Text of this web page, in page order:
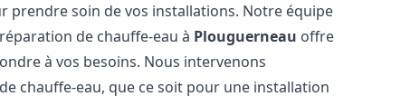
prendre soin de vos installations. Notre équipe
de chauffe-eau à Plouguerneau offre
à vos besoins. Nous intervenons
chauffe-eau, que ce soit pour une installation